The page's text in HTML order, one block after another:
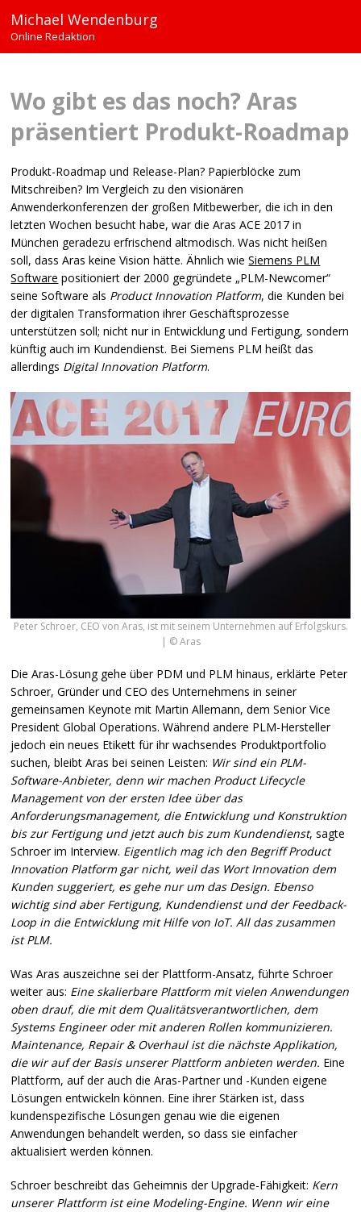
Michael Wendenburg
Online Redaktion
Wo gibt es das noch? Aras
präsentiert Produkt-Roadmap
Produkt-Roadmap und Release-Plan? Papierblöcke zum
Mitschreiben? Im Vergleich zu den visionären
Anwenderkonferenzen der großen Mitbewerber, die ich in den
letzten Wochen besucht habe, war die ArasACE 2017 in
München geradezu erfrischend altmodisch. Was nicht heißen
soll, dass Aras keine Vision hätte. Ähnlich wieSiemens PLM
Software positioniert der 2000 gegründete „PLM-Newcomer“
seine Software als Product Innovation Platform, die Kunden bei
der digitalen Transformation ihrer Geschäftsprozesse
unterstützen soll; nicht nur in Entwicklung und Fertigung, sondern
künftig auch im Kundendienst. Bei Siemens PLM heißt das
allerdings Digital Innovation Platform.
Peter Schroer, CEO von Aras, ist mit seinem Unternehmen auf Erfolgskurs.
| © Aras
Die Aras-Lösung gehe über PDM und PLM hinaus, erklärte Peter
Schroer, Gründer undCEO des Unternehmens in seiner
gemeinsamen Keynote mit Martin Allemann, dem Senior Vice
President Global Operations. Während andere PLM-Hersteller
jedoch ein neues Etikett für ihr wachsendes Produktportfolio
suchen, bleibt Aras bei seinen Leisten: Wir sind ein PLM-
Software-Anbieter, denn wir machen Product Lifecycle
Management von der ersten Idee über das
Anforderungsmanagement, die Entwicklung und Konstruktion
bis zur Fertigung und jetzt auch bis zum Kundendienst, sagte
Schroer im Interview. Eigentlich mag ich den Begriff Product
Innovation Platform gar nicht, weil das Wort Innovation dem
Kunden suggeriert, es gehe nur um das Design. Ebenso
wichtig sind aber Fertigung, Kundendienst und der Feedback-
Loop in die Entwicklung mit Hilfe von IoT. All das zusammen
istPLM.
Was Aras auszeichne sei der Plattform-Ansatz, führte Schroer
weiter aus: Eine skalierbare Plattform mit vielen Anwendungen
oben drauf, die mit dem Qualitätsverantwortlichen, dem
Systems Engineer oder mit anderen Rollen kommunizieren.
Maintenance, Repair & Overhaul ist die nächste Applikation,
die wir auf der Basis unserer Plattform anbieten werden. Eine
Plattform, auf der auch die Aras-Partner und -Kunden eigene
Lösungen entwickeln können. Eine ihrer Stärken ist, dass
kundenspezifische Lösungen genau wie die eigenen
Anwendungen behandelt werden, so dass sie einfacher
aktualisiert werden können.
Schroer beschreibt das Geheimnis der Upgrade-Fähigkeit: Kern
unserer Plattform ist eine Modeling-Engine. Wenn wir eine